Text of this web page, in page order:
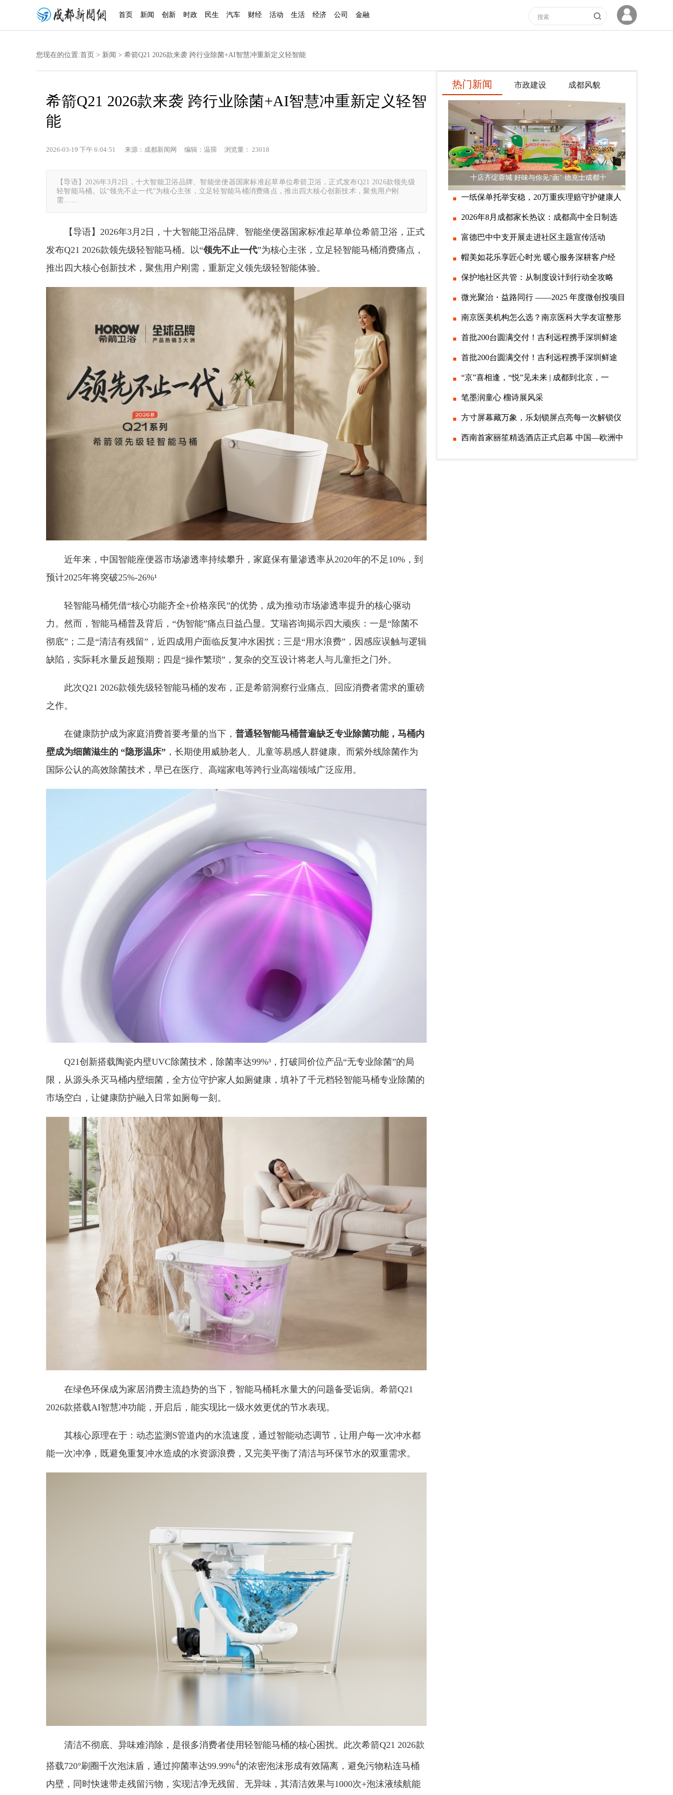
首页 新闻 创新 时政 民生 汽车 财经 活动 生活 经济 公司 金融
您现在的位置:首页 > 新闻 > 希箭Q21 2026款来袭 跨行业除菌+AI智慧冲重新定义轻智能
希箭Q21 2026款来袭 跨行业除菌+AI智慧冲重新定义轻智
能
2026-03-19 下午 6:04:51 来源：成都新闻网 编辑：温孺 浏览量： 23018
【导语】2026年3月2日，十大智能卫浴品牌、智能坐便器国家标准起草单位希箭卫浴，正式发布Q21 2026款领先级
轻智能马桶。以“领先不止一代”为核心主张，立足轻智能马桶消费痛点，推出四大核心创新技术，聚焦用户刚
需……
【导语】2026年3月2日，十大智能卫浴品牌、智能坐便器国家标准起草单位希箭卫浴，正式
发布Q21 2026款领先级轻智能马桶。以“领先不止一代”为核心主张，立足轻智能马桶消费痛点，
推出四大核心创新技术，聚焦用户刚需，重新定义领先级轻智能体验。
近年来，中国智能座便器市场渗透率持续攀升，家庭保有量渗透率从2020年的不足10%，到
预计2025年将突破25%-26%¹
轻智能马桶凭借“核心功能齐全+价格亲民”的优势，成为推动市场渗透率提升的核心驱动
力。然而，智能马桶普及背后，“伪智能”痛点日益凸显。艾瑞咨询揭示四大顽疾：一是“除菌不
彻底”；二是“清洁有残留”，近四成用户面临反复冲水困扰；三是“用水浪费”，因感应误触与逻辑
缺陷，实际耗水量反超预期；四是“操作繁琐”，复杂的交互设计将老人与儿童拒之门外。
此次Q21 2026款领先级轻智能马桶的发布，正是希箭洞察行业痛点、回应消费者需求的重磅
之作。
在健康防护成为家庭消费首要考量的当下， 普通轻智能马桶普遍缺乏专业除菌功能，马桶内
壁成为细菌滋生的 “隐形温床” ，长期使用威胁老人、儿童等易感人群健康。而紫外线除菌作为
国际公认的高效除菌技术，早已在医疗、高端家电等跨行业高端领域广泛应用。
Q21创新搭载陶瓷内壁UVC除菌技术，除菌率达99%³，打破同价位产品“无专业除菌”的局
限，从源头杀灭马桶内壁细菌，全方位守护家人如厕健康，填补了千元档轻智能马桶专业除菌的
市场空白，让健康防护融入日常如厕每一刻。
在绿色环保成为家居消费主流趋势的当下，智能马桶耗水量大的问题备受诟病。希箭Q21
2026款搭载AI智慧冲功能，开启后，能实现比一级水效更优的节水表现。
其核心原理在于：动态监测S管道内的水流速度，通过智能动态调节，让用户每一次冲水都
能一次冲净，既避免重复冲水造成的水资源浪费，又完美平衡了清洁与环保节水的双重需求。
清洁不彻底、异味难消除，是很多消费者使用轻智能马桶的核心困扰。此次希箭Q21 2026款
搭载720°刷圈千次泡沫盾，通过抑菌率达99.99%4的浓密泡沫形成有效隔离，避免污物粘连马桶
内壁，同时快速带走残留污物，实现洁净无残留、无异味，其清洁效果与1000次+泡沫液续航能
热门新闻 市政建设 成都风貌
十店齐绽蓉城 好味与你见“面” 德克士成都十
一纸保单托举安稳，20万重疾理赔守护健康人
2026年8月成都家长热议：成都高中全日制选
富德巴中中支开展走进社区主题宣传活动
帽美如花乐享匠心时光 暖心服务深耕客户经
保护地社区共管：从制度设计到行动全攻略
微光聚治・益路同行 ——2025 年度微创投项目
南京医美机构怎么选？南京医科大学友谊整形
首批200台圆满交付！吉利远程携手深圳鲜途
首批200台圆满交付！吉利远程携手深圳鲜途
“京”喜相逢，“悦”见未来 | 成都到北京，一
笔墨润童心 榴诗展风采
方寸屏幕藏万象，乐划锁屏点亮每一次解锁仪
西南首家丽笙精选酒店正式启幕 中国—欧洲中